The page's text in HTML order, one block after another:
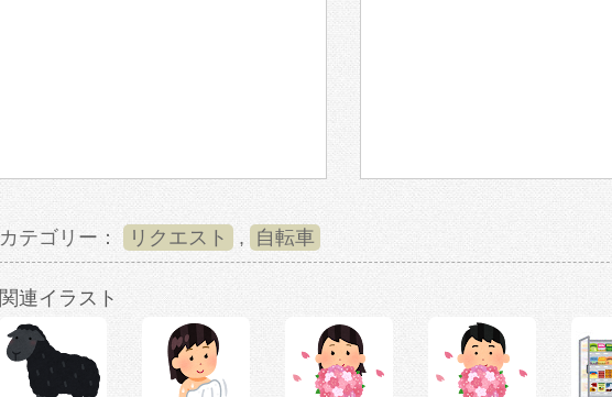
カテゴリー： リクエスト , 自転車
関連イラスト